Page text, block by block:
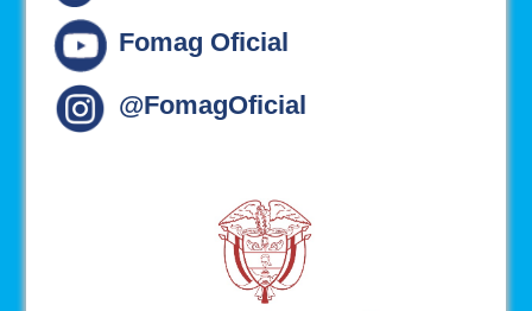
Fomag Oficial
@FomagOficial